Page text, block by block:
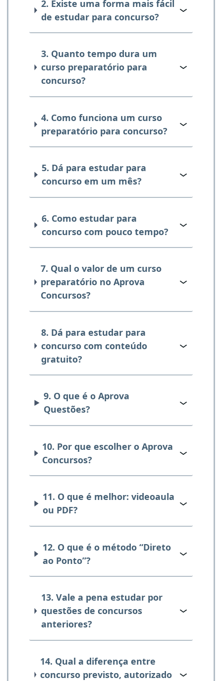
2. Existe uma forma mais fácil
de estudar para concurso?
3. Quanto tempo dura um
curso preparatório para
concurso?
4. Como funciona um curso
preparatório para concurso?
5. Dá para estudar para
concurso em um mês?
6. Como estudar para
concurso com pouco tempo?
7. Qual o valor de um curso
preparatório no Aprova
Concursos?
8. Dá para estudar para
concurso com conteúdo
gratuito?
9. O que é o Aprova
Questões?
10. Por que escolher o Aprova
Concursos?
11. O que é melhor: videoaula
ou PDF?
12. O que é o método “Direto
ao Ponto”?
13. Vale a pena estudar por
questões de concursos
anteriores?
14. Qual a diferença entre
concurso previsto, autorizado